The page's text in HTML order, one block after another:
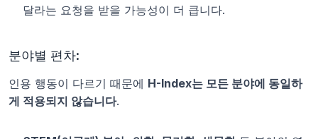
달라는 요청을 받을 가능성이 더 큽니다.
분야별 편차:
인용 행동이 다르기 때문에 H-Index는 모든 분야에 동일하
게 적용되지 않습니다.